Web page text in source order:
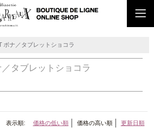
ボナ／タブレットショコラ
タブレットショコラ
表示順: 価格の低い順 価格の高い順 更新日順